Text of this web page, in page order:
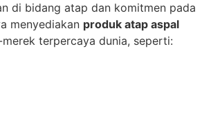
di bidang atap dan komitmen pada
menyediakan produk atap aspal
terpercaya dunia, seperti: